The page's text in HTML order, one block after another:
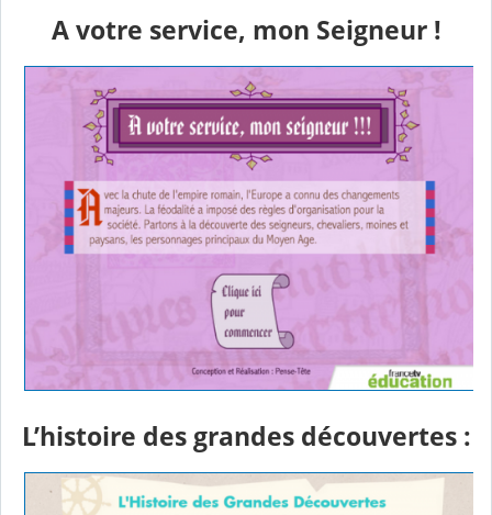
A votre service, mon Seigneur !
L’histoire des grandes découvertes :